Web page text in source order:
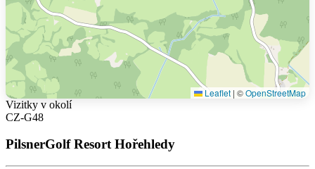
Leaflet | ©OpenStreetMap
Vizitky v okolí
CZ-G48
PilsnerGolf Resort Hořehledy